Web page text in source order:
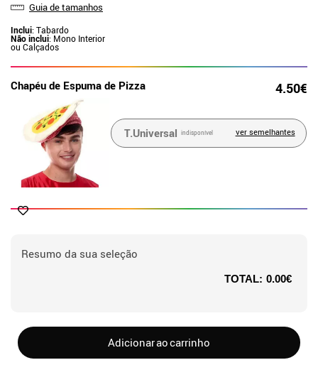
Guia de tamanhos
Inclui: Tabardo
Não inclui: Mono Interior
ou Calçados
Chapéu de Espuma de Pizza 4.50€
T.Universal indisponível ver semelhantes
Resumo da sua seleção
TOTAL: 0.00€
Adicionar ao carrinho